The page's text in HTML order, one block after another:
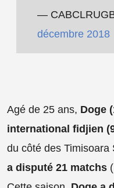
—
décembre 2018
Agé de 25 ans, Doge
international fidjien
du côté des Timisoara
a disputé 21 matchs